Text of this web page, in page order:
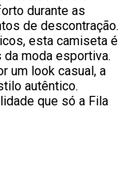
durante as
de descontração.
esta camiseta é
moda esportiva.
um look casual, a
autêntico.
que só a Fila